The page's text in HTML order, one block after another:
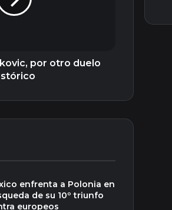
por otro duelo
enfrenta a Polonia en
de su 10º triunfo
europeos